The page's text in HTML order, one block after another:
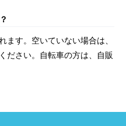
す。空いていない場合は、
ださい。自転車の方は、自販